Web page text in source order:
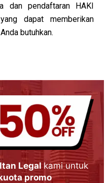
dan pendaftaran HAKI
yang dapat memberikan
butuhkan.
Legal kami untuk
promo